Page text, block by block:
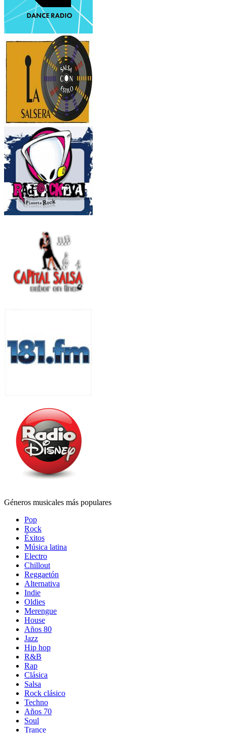
Géneros musicales más populares
Pop
Rock
Éxitos
Música latina
Electro
Chillout
Reggaetón
Alternativa
Indie
Oldies
Merengue
House
Años 80
Jazz
Hip hop
R&B
Rap
Clásica
Salsa
Rock clásico
Techno
Años 70
Soul
Trance